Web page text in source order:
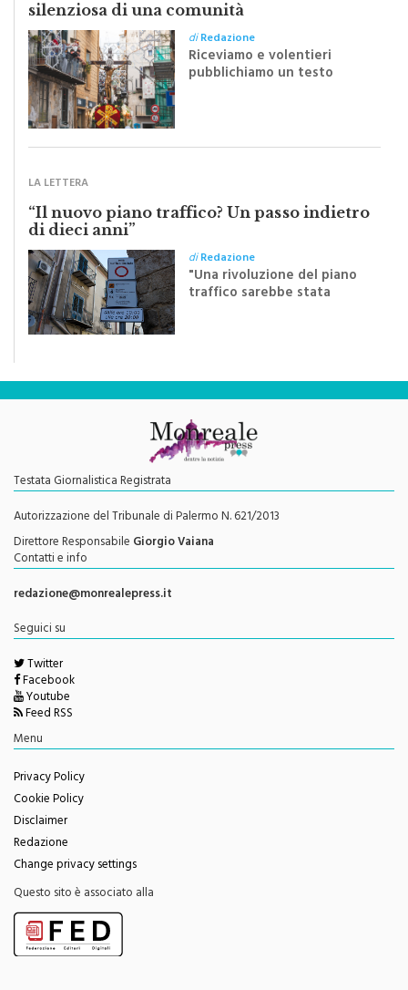
Monreale e il suo Crocifisso: la forza
silenziosa di una comunità
diRedazione
Riceviamo e volentieri
Sapienza all'indomani della
LA LETTERA
“Il nuovo piano traffico? Un passo indietro
di dieci anni”
diRedazione
"Una rivoluzione del piano
Testata Giornalistica Registrata
Autorizzazione del Tribunale di Palermo N. 621/2013
Direttore ResponsabileGiorgio Vaiana
Contatti e info
redazione@monrealepress.it
Seguici su
Twitter
Facebook
Youtube
Feed RSS
Privacy Policy
Cookie Policy
Disclaimer
Redazione
Change privacy settings
Questo sito è associato alla